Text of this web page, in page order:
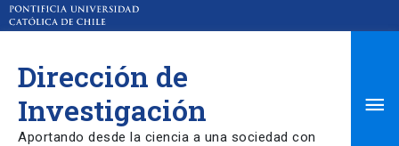
Dirección de
Investigación
Aportando desde la ciencia a una sociedad con